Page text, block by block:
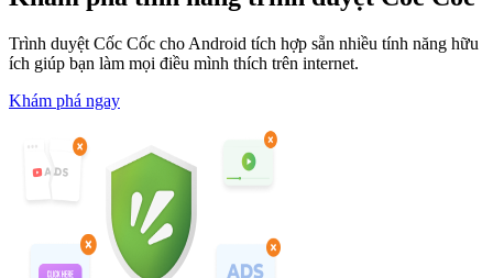
Trình duyệt Cốc Cốc cho Android tích hợp sẵn nhiều tính năng hữu
ích giúp bạn làm mọi điều mình thích trên internet.
Khám phá ngay